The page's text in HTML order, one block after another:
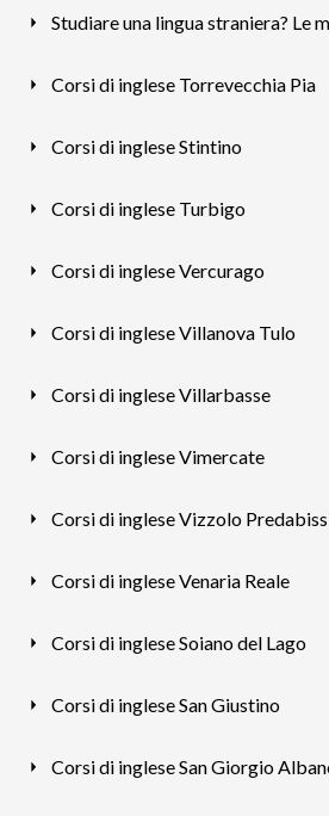
Studiare una lingua straniera? Le
Corsi di inglese Torrevecchia Pia
Corsi di inglese Stintino
Corsi di inglese Turbigo
Corsi di inglese Vercurago
Corsi di inglese Villanova Tulo
Corsi di inglese Villarbasse
Corsi di inglese Vimercate
Corsi di inglese Vizzolo
Corsi di inglese Venaria Reale
Corsi di inglese Soiano del Lago
Corsi di inglese San Giustino
Corsi di inglese San Giorgio